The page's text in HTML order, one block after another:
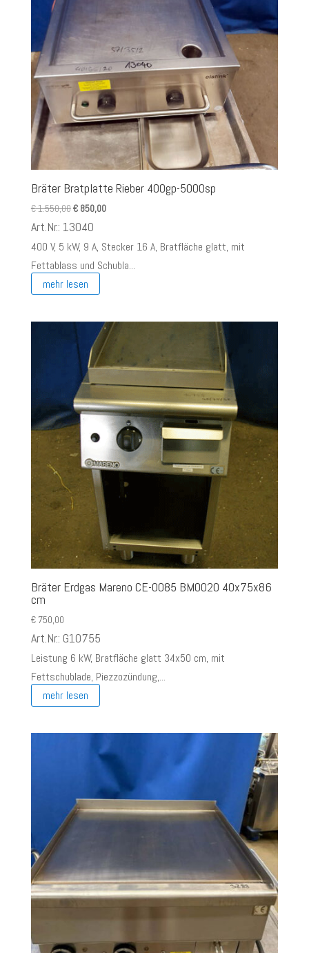
Bräter Bratplatte Rieber 400gp-5000sp
€1.550,00Ursprünglicher
Preis
€ 1.550,00
€850,00Aktueller
Art.Nr.: 13040
400 V, 5 kW, 9 A, Stecker 16 A, Bratfläche glatt, mit
Fettablass und Schubla...
mehr lesen
Bräter Erdgas Mareno CE-0085 BM0020 40x75x86
cm
€750,00
Art.Nr.: G10755
Leistung 6 kW, Bratfläche glatt 34x50 cm, mit
Fettschublade, Piezzozündung,...
mehr lesen